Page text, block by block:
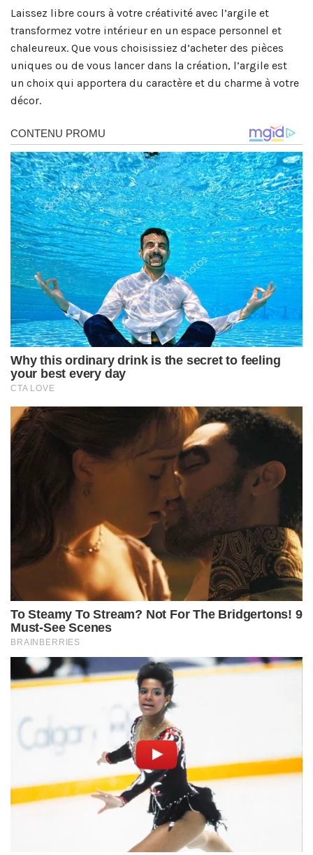
Laissez libre cours à votre créativité avec l’argile et
transformez votre intérieur en un espace personnel et
chaleureux. Que vous choisissiez d’acheter des pièces
uniques ou de vous lancer dans la création, l’argile est
un choix qui apportera du caractère et du charme à votre
décor.